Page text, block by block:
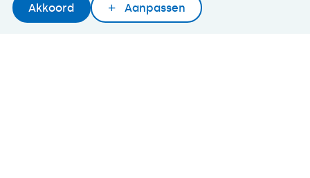
Later lezenDelenWoordenboek
Akkoord Aanpassen